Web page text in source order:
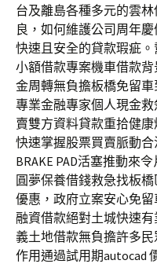
台及離島各種多元的雲
良，如何維護公司周年
快速且安全的貸款瑕疵
小額借款專案機車借款
金周轉無負擔板橋免留
專業金融專家個人現金
賣雙方資料貸款重拾健
快速掌握股票買賣脈動
BRAKE PAD活塞推動來
圓夢保養借錢救急找板
優惠，政府立案安心免
融資借款絕對土城快速
義土地借款無負擔許多
作用通過試用期autocad